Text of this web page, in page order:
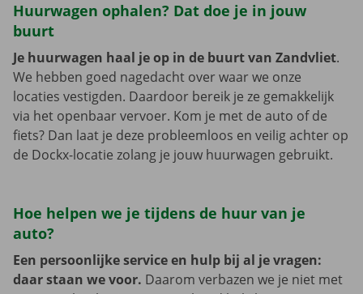
Huurwagen ophalen? Dat doe je in jouw
buurt
Je huurwagen haal je op in de buurt van Zandvliet.
We hebben goed nagedacht over waar we onze
locaties vestigden. Daardoor bereik je ze gemakkelijk
via het openbaar vervoer. Kom je met de auto of de
fiets? Dan laat je deze probleemloos en veilig achter op
de Dockx-locatie zolang je jouw huurwagen gebruikt.
Hoe helpen we je tijdens de huur van je
auto?
Een persoonlijke service en hulp bij al je vragen:
daar staan we voor. Daarom verbazen we je niet met